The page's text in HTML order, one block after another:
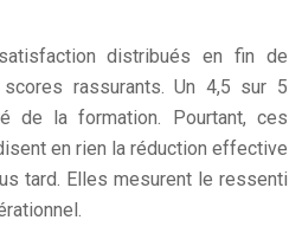
distribués en fin de
rassurants. Un 4,5 sur 5
de la formation. Pourtant, ces
en rien la réduction effective
tard. Elles mesurent le ressenti